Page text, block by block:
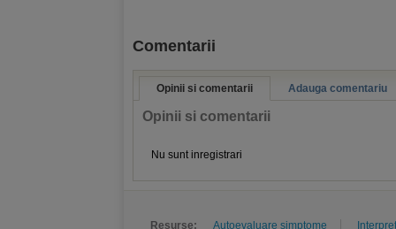
Comentarii
Opinii si comentarii Adauga comentariu
Opinii si comentarii
Nu sunt inregistrari
Resurse: Autoevaluare simptome